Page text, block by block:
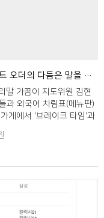
[부산 우리말 가꿈이] 브레이크 타임, 라스트 오더의 다듬은 말을 추천합니다. (1)
말 가꿈이 지도위원 김현
과 외국어 차림표(메뉴판)
게에서 '브레이크 타임'과
의견이 제시되었습니다.
크 타임'과 '라스트 오
'차단 시간'이라는 다듬은
께 학교 주변의 가게들을
용어를 사용하는 가게를
방지하기 위해 다른 단어